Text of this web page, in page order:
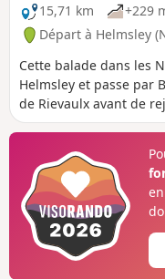
de magasins à
15,71 km
+229
Départ à Helmsley
Cette balade dans les
Helmsley et passe par
de Rievaulx avant de
Cleveland Way, du